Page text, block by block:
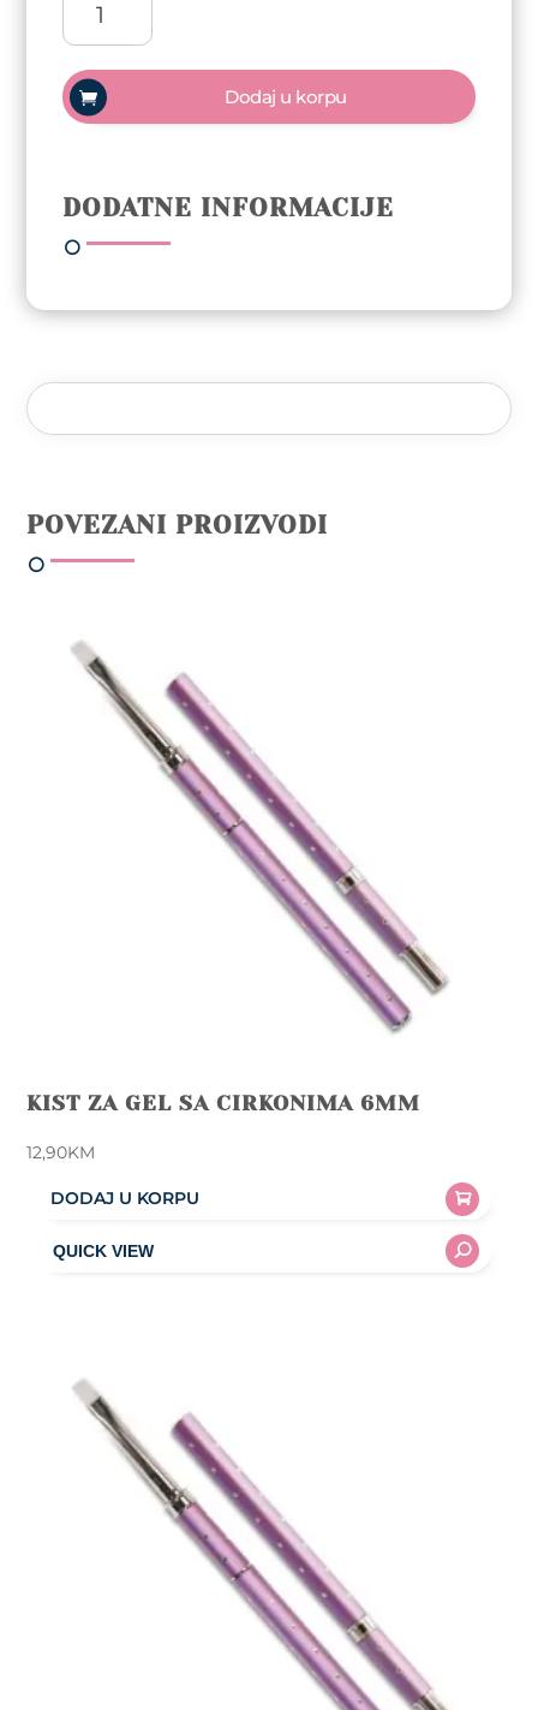
polish
Trajni
lak
10ml
količina
Dodaj u korpu
DODATNE INFORMACIJE
POVEZANI PROIZVODI
KIST ZA GEL SA CIRKONIMA 6MM
12,90KM
DODAJ U KORPU